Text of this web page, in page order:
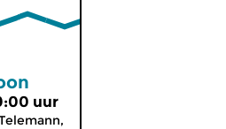
uur